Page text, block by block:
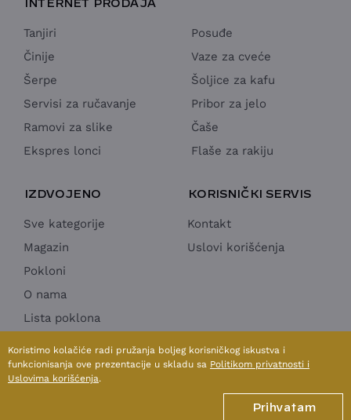
INTERNET PRODAJA
Tanjiri
Činije
Šerpe
Servisi za ručavanje
Ramovi za slike
Ekspres lonci
Posuđe
Vaze za cveće
Šoljice za kafu
Pribor za jelo
Čaše
Flaše za rakiju
IZDVOJENO
Sve kategorije
Magazin
Pokloni
O nama
Lista poklona
KORISNIČKI SERVIS
Kontakt
Uslovi korišćenja
Koristimo kolačiće radi pružanja boljeg korisničkog iskustva i
funkcionisanja ove prezentacije u skladu sa Politikom privatnosti i
Uslovima korišćenja.
Prihvatam